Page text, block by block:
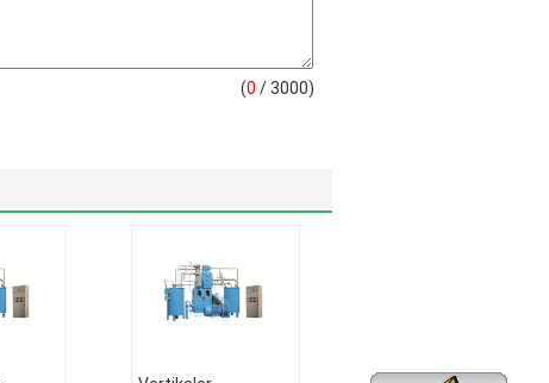
(0 / 3000)